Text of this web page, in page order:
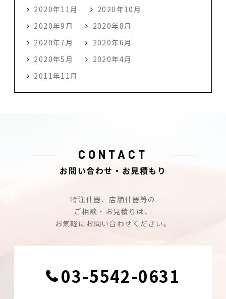
2020年11月
2020年10月
2020年9月
2020年8月
2020年7月
2020年6月
2020年5月
2020年4月
2011年11月
CONTACT
お問い合わせ・お見積もり
特注什器、店舗什器等の
ご相談・お見積りは、
お気軽にお問い合わせください。
03-5542-0631